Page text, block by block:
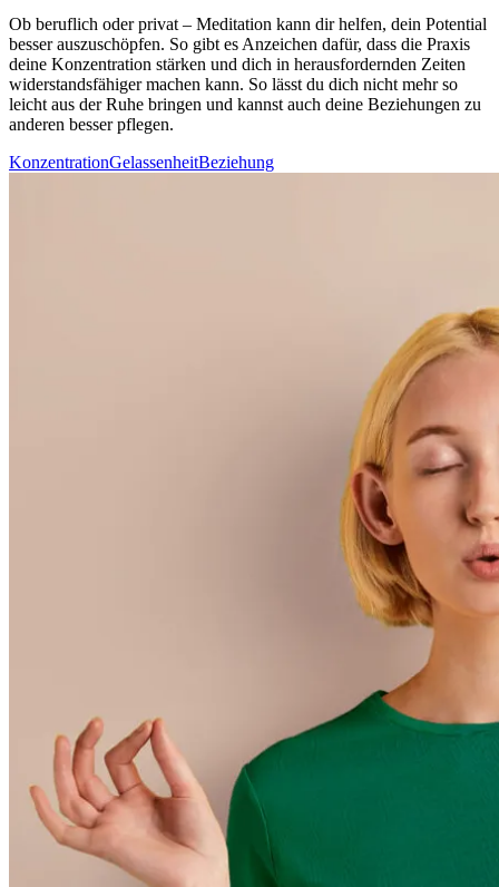
Ob beruf­lich oder privat – Medi­ta­tion kann dir helfen, dein Potential
besser auszuschöpfen. So gibt es Anzeichen dafür, dass die Praxis
deine Konzentration stärken und dich in herausfordernden Zeiten
widerstandsfähiger machen kann. So lässt du dich nicht mehr so
leicht aus der Ruhe brin­gen und kannst auch deine Beziehungen zu
anderen besser pflegen.
KonzentrationGelassenheitBeziehung